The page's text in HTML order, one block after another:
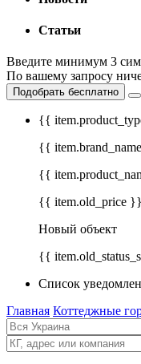
Статьи
Введите минимум 3
По вашему запросу
Подобрать бесплатно
{{
{{
{{
{{ item.old_price
Новый объект
{{
Список
Главная Коттеджные